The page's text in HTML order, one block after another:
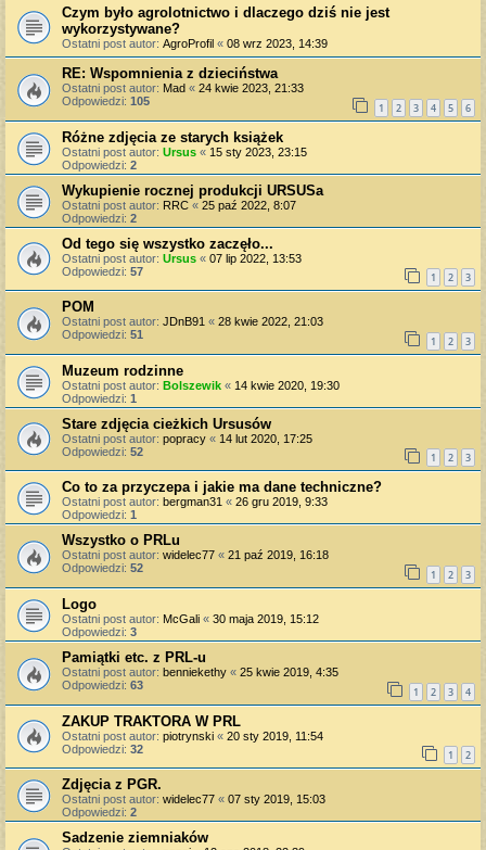
Czym było agrolotnictwo i dlaczego dziś nie jest
wykorzystywane?
Ostatni post autor: AgroProfil « 08 wrz 2023, 14:39
RE: Wspomnienia z dzieciństwa
Ostatni post autor: Mad « 24 kwie 2023, 21:33
Odpowiedzi: 105 1 2 3 4 5 6
Różne zdjęcia ze starych książek
Ostatni post autor: Ursus « 15 sty 2023, 23:15
Odpowiedzi: 2
Wykupienie rocznej produkcji URSUSa
Ostatni post autor: RRC « 25 paź 2022, 8:07
Odpowiedzi: 2
Od tego się wszystko zaczęło...
Ostatni post autor: Ursus « 07 lip 2022, 13:53
Odpowiedzi: 57 1 2 3
POM
Ostatni post autor: JDnB91 « 28 kwie 2022, 21:03
Odpowiedzi: 51 1 2 3
Muzeum rodzinne
Ostatni post autor: Bolszewik « 14 kwie 2020, 19:30
Odpowiedzi: 1
Stare zdjęcia cieżkich Ursusów
Ostatni post autor: popracy « 14 lut 2020, 17:25
Odpowiedzi: 52 1 2 3
Co to za przyczepa i jakie ma dane techniczne?
Ostatni post autor: bergman31 « 26 gru 2019, 9:33
Odpowiedzi: 1
Wszystko o PRLu
Ostatni post autor: widelec77 « 21 paź 2019, 16:18
Odpowiedzi: 52 1 2 3
Logo
Ostatni post autor: McGali « 30 maja 2019, 15:12
Odpowiedzi: 3
Pamiątki etc. z PRL-u
Ostatni post autor: benniekethy « 25 kwie 2019, 4:35
Odpowiedzi: 63 1 2 3 4
ZAKUP TRAKTORA W PRL
Ostatni post autor: piotrynski « 20 sty 2019, 11:54
Odpowiedzi: 32 1 2
Zdjęcia z PGR.
Ostatni post autor: widelec77 « 07 sty 2019, 15:03
Odpowiedzi: 2
Sadzenie ziemniaków